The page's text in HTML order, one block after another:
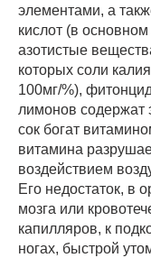
элементами, а
кислот (в
азотистые
которых соли
100мг/%),
лимонов
сок богат
витамина
воздействием
Его недостаток, в
мозга или
капилляров, к
ногах, быстрой